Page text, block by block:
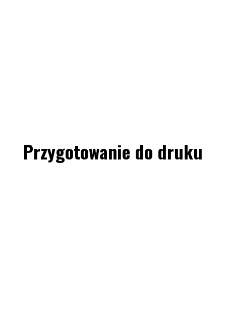
Przygotowanie do druku